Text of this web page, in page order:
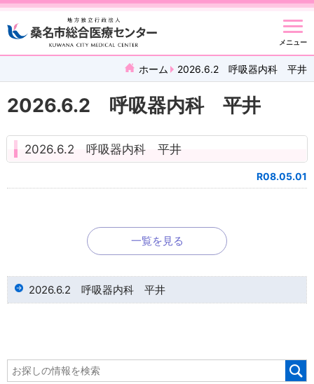
メニュー
ホーム 2026.6.2 呼吸器内科 平井
2026.6.2 呼吸器内科 平井
2026.6.2 呼吸器内科 平井
R08.05.01
一覧を見る
2026.6.2 呼吸器内科 平井